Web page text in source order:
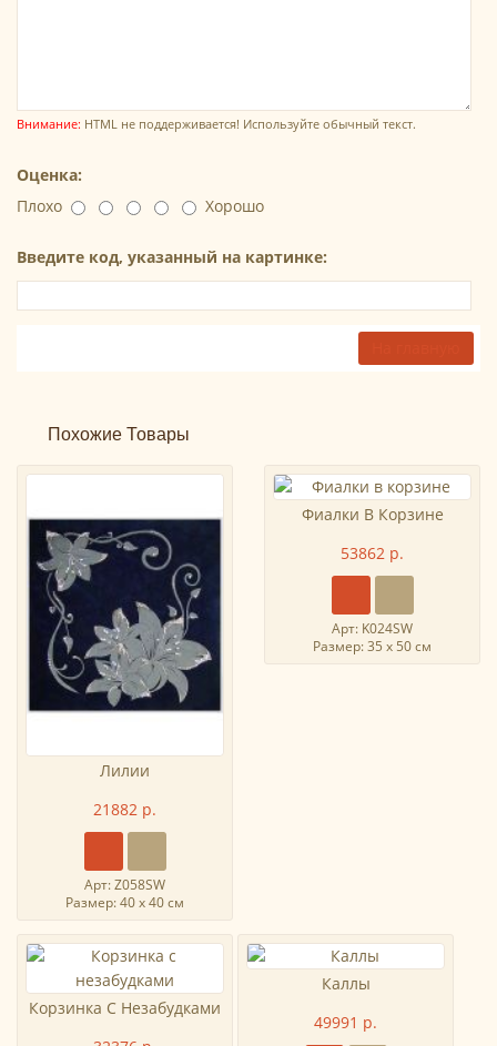
Внимание: HTML не поддерживается! Используйте обычный текст.
Оценка:
Плохо
Хорошо
Введите код, указанный на картинке:
Похожие Товары
Лилии
21882 р.
Арт: Z058SW
Размер: 40 х 40 см
Фиалки В Корзине
53862 р.
Арт: K024SW
Размер: 35 х 50 см
Корзинка С Незабудками
Каллы
49991 р.